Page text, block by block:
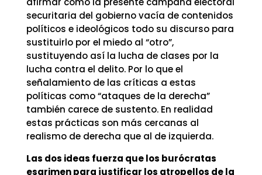
securitaria del gobierno vacía de contenidos
políticos e ideológicos todo su discurso para
sustituirlo por el miedo al “otro”,
sustituyendo así la lucha de clases por la
lucha contra el delito. Por lo que el
señalamiento de las críticas a estas
políticas como “ataques de la derecha”
también carece de sustento. En realidad
estas prácticas son más cercanas al
realismo de derecha que al de izquierda.
Las dos ideas fuerza que los burócratas
esgrimen para justificar los atropellos de la